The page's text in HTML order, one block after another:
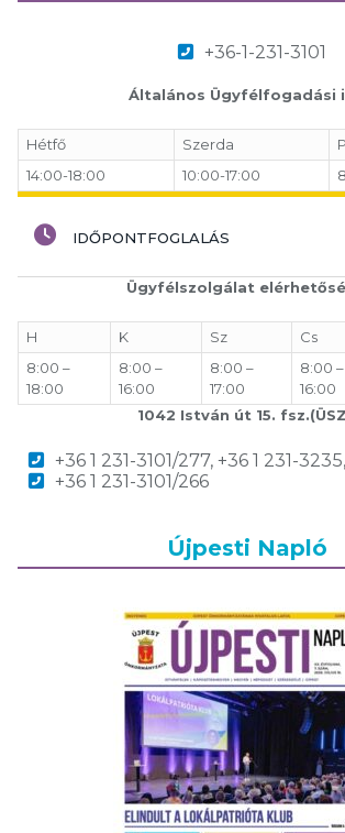
+36-1-231-3101
Általános Ügyfélfogadási
Hétfő Szerda
14:00-18:00
10:00-17:00
IDŐPONTFOGLALÁS
Ügyfélszolgálat
H K Sz Cs
8:00 –
18:00
8:00 –
16:00
8:00 –
17:00
8:00 –
16:00
1042 István út 15.
+36 1 231-3101/277, +36 1 231-3235,
+36 1 231-3101/266
Újpesti Napló